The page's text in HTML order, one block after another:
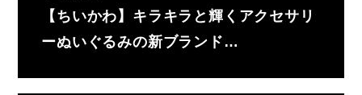
【ちいかわ】キラキラと輝くアクセサリ
ーぬいぐるみの新ブランド…